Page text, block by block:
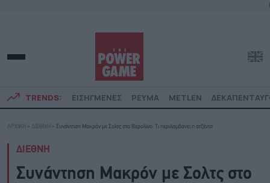
TRENDS: ΕΙΣΗΓΜΕΝΕΣ ΡΕΥΜΑ METLEN
ΑΡΧΙΚΗ » ΔΙΕΘΝΗ » Συνάντηση Μακρόν με Σολτς στο Βερολίνο: Τι περιλαμβάνει η ατζέντα
ΔΙΕΘΝΗ
Συνάντηση Μακρόν με Σολτς στο